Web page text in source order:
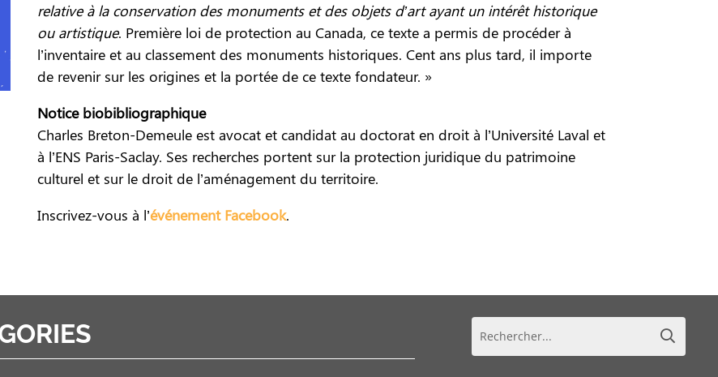
relative à la conservation des monuments et des objets d’art ayant un intérêt historique
ou artistique. Première loi de protection au Canada, ce texte a permis de procéder à
l’inventaire et au classement des monuments historiques. Cent ans plus tard, il importe
de revenir sur les origines et la portée de ce texte fondateur. »
Notice biobibliographique
Charles Breton-Demeule est avocat et candidat au doctorat en droit à l’Université Laval et
à l’ENS Paris-Saclay. Ses recherches portent sur la protection juridique du patrimoine
culturel et sur le droit de l’aménagement du territoire.
Inscrivez-vous à l’événement Facebook.